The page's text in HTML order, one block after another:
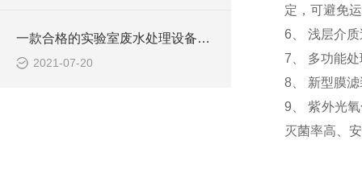
一款合格的实验室废水处理设备有哪些性能要求和组成结构？
2021-07-20
定，可避免
6、 浅层介
7、 多功能
8、 新型膜
9、 紫外光
灭菌率高、